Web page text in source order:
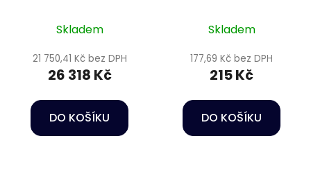
Skladem
21 750,41 Kč bez DPH
26 318 Kč
DO KOŠÍKU
Skladem
177,69 Kč bez DPH
215 Kč
DO KOŠÍKU